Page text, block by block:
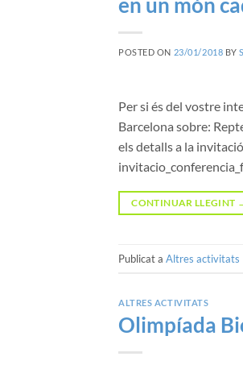
en un món
POSTED ON 23/01/2018 BY
Per si és del vostre
Barcelona sobre:
els detalls a la
CONTINUAR LLEGINT
Publicat a Altres activitats
ALTRES ACTIVITATS
Olimpíada